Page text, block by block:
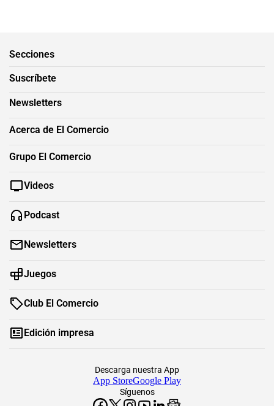
Secciones
Suscríbete
Newsletters
Acerca de El Comercio
Grupo El Comercio
Videos
Podcast
Newsletters
Juegos
Club El Comercio
Edición impresa
Síguenos
Descarga nuestra App
App StoreGoogle Play